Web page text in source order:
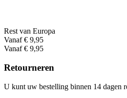
Rest van Europa
Vanaf € 9,95
Vanaf € 9,95
Retourneren
U kunt uw bestelling binnen 14 dagen